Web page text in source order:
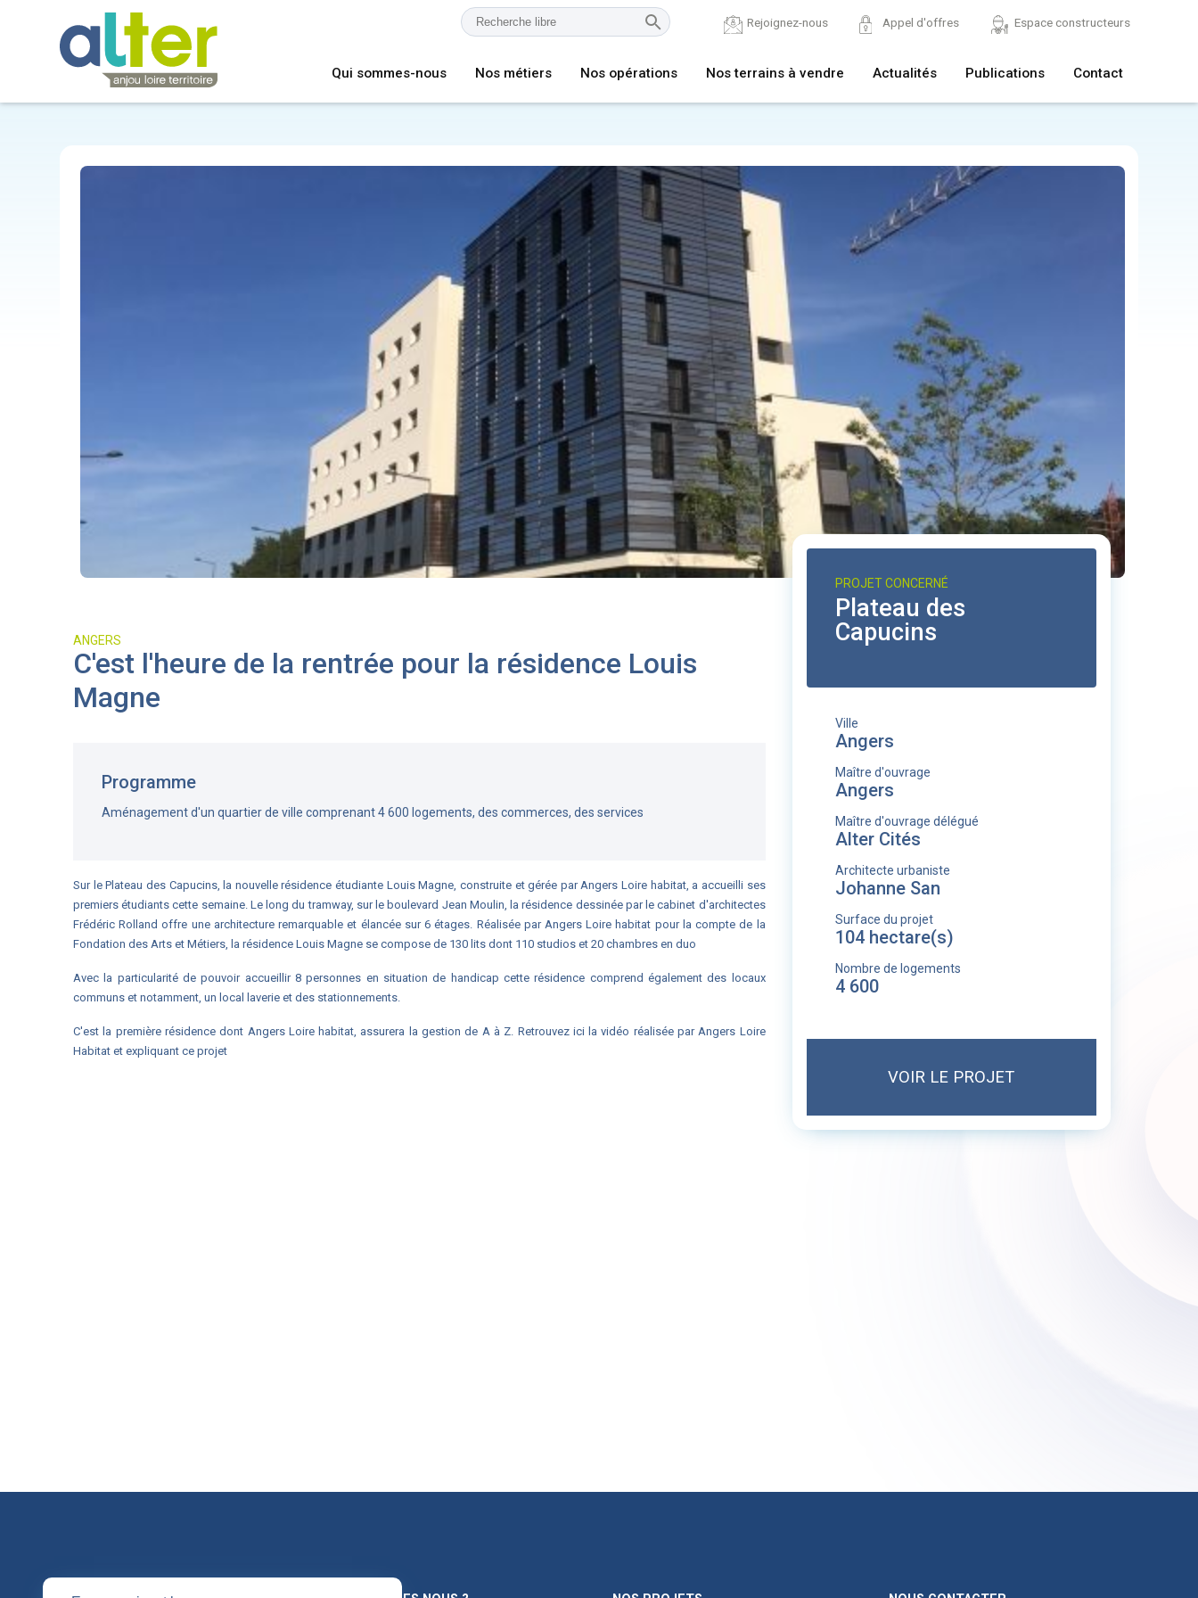
Rejoignez-nous Appel d'offres Espace constructeurs
Qui sommes-nous Nos métiers Nos opérations Nos terrains à vendre Actualités Publications Contact
ANGERS
C'est l'heure de la rentrée pour la résidence Louis
Magne
Programme
Aménagement d'un quartier de ville comprenant 4 600 logements, des commerces, des services
Sur le Plateau des Capucins, la nouvelle résidence étudiante Louis Magne, construite et gérée par Angers Loire habitat, a accueilli ses
premiers étudiants cette semaine. Le long du tramway, sur le boulevard Jean Moulin, la résidence dessinée par le cabinet d'architectes
Frédéric Rolland offre une architecture remarquable et élancée sur 6 étages. Réalisée parAngers Loire habitat pour la compte de la
Fondation des Arts et Métiers, la résidence Louis Magne se compose de 130 lits dont 110 studios et 20 chambres en duo
Avec la particularité de pouvoir accueillir 8 personnes en situation de handicap cette résidence comprend également des locaux
communs et notamment, un local laverie et des stationnements.
C'est la première résidence dont Angers Loire habitat, assurera la gestion de A à Z. Retrouvez ici la vidéo réalisée par Angers Loire
Habitat et expliquant ce projet
PROJET CONCERNÉ
Plateau des
Capucins
Ville
Angers
Maître d'ouvrage
Angers
Maître d'ouvrage délégué
Alter Cités
Architecte urbaniste
Johanne San
Surface du projet
104 hectare(s)
Nombre de logements
4 600
VOIR LE PROJET